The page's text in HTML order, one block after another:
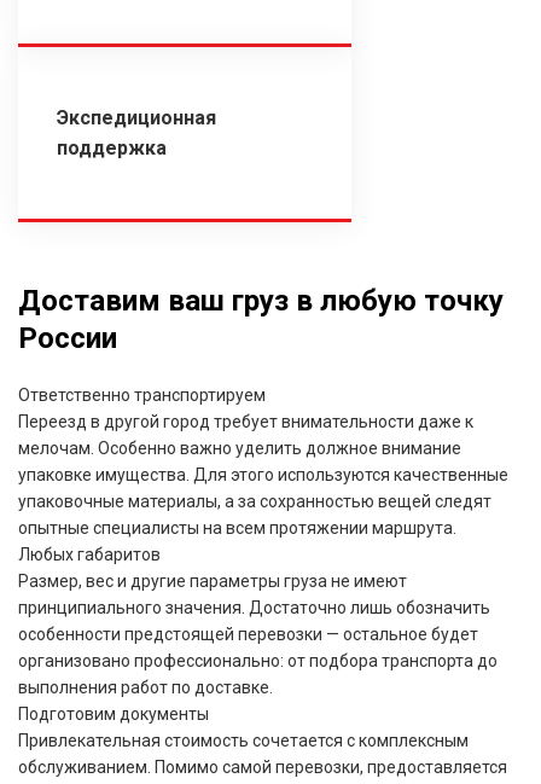
Экспедиционная
поддержка
Доставим ваш груз в любую точку
России
Ответственно транспортируем
Переезд в другой город требует внимательности даже к
мелочам. Особенно важно уделить должное внимание
упаковке имущества. Для этого используются качественные
упаковочные материалы, а за сохранностью вещей следят
опытные специалисты на всем протяжении маршрута.
Любых габаритов
Размер, вес и другие параметры груза не имеют
принципиального значения. Достаточно лишь обозначить
особенности предстоящей перевозки — остальное будет
организовано профессионально: от подбора транспорта до
выполнения работ по доставке.
Подготовим документы
Привлекательная стоимость сочетается с комплексным
обслуживанием. Помимо самой перевозки, предоставляется